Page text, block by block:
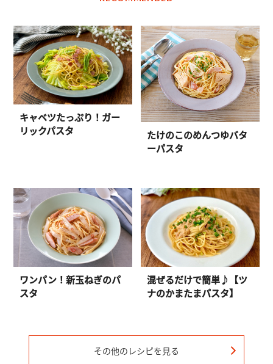
キャベツたっぷり！ガー
リックパスタ
たけのこのめんつゆバタ
ーパスタ
ワンパン！新玉ねぎのパ
スタ
混ぜるだけで簡単♪【ツ
ナのかまたまパスタ】
その他のレシピを見る